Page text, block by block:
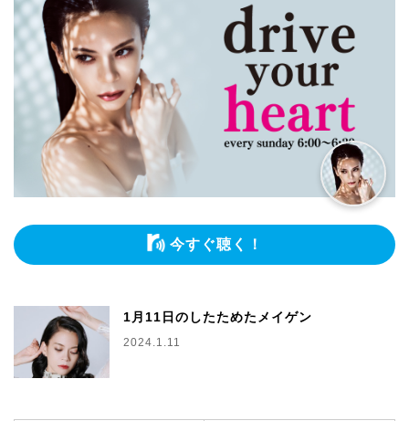
今すぐ聴く！
1月11日のしたためたメイゲン
2024.1.11